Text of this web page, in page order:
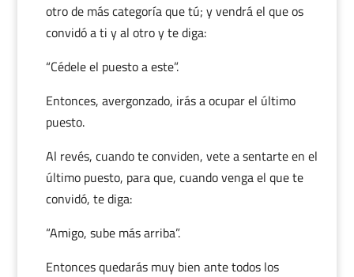
otro de más categoría que tú; y vendrá el que os
convidó a ti y al otro y te diga:
“Cédele el puesto a este”.
Entonces, avergonzado, irás a ocupar el último
puesto.
Al revés, cuando te conviden, vete a sentarte en el
último puesto, para que, cuando venga el que te
convidó, te diga:
“Amigo, sube más arriba”.
Entonces quedarás muy bien ante todos los